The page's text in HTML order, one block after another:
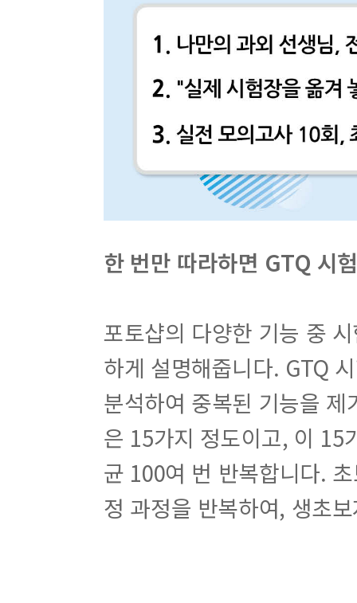
한 번만 따라하면 GTQ 시
포토샵의 다양한 기능 중
하게 설명해줍니다. GTQ
분석하여 중복된 기능을
은 15가지 정도이고, 이 15
균 100여 번 반복합니다.
정 과정을 반복하여, 생초